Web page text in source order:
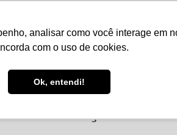
analisar como você interage em
com o uso de cookies.
Ok, entendi!
Notícias Agenda